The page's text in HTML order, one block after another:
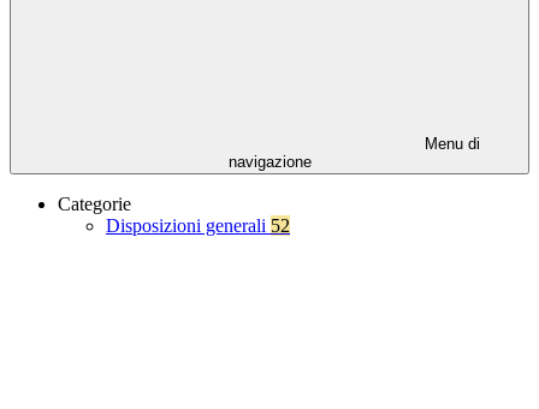
Menu di
navigazione
Categorie
Disposizioni generali 52